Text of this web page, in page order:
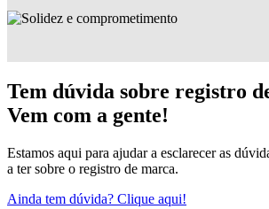
Tem dúvida sobre registro
Vem com a gente!
Estamos aqui para ajudar a esclarecer as
a ter sobre o registro de marca.
Ainda tem dúvida? Clique aqui!